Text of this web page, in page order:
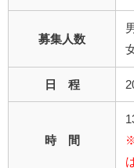
募集人数
日 程
時 間